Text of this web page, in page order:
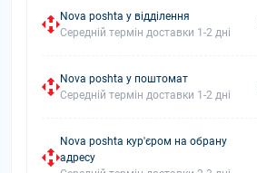
Nova poshta у відділення
Середній термін доставки 1-2 дні
Nova poshta у поштомат
Середній термін доставки 1-2 дні
Nova poshta кур'єром на обрану
адресу